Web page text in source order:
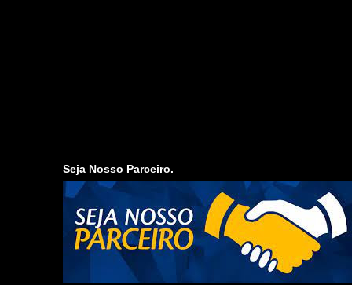
Seja Nosso Parceiro.